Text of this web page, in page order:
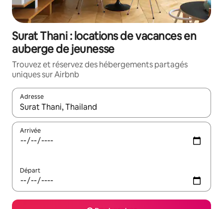
Surat Thani : locations de vacances en
auberge de jeunesse
Trouvez et réservez des hébergements partagés
uniques sur Airbnb
Adresse
Lorsque les résultats s'affichent, utilisez les flèches vers le
Arrivée
Départ